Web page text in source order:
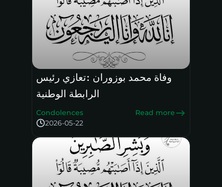
وفاة محمد بوزوران :تعازي رئيس
الرابطة الوطنية
2026-05-22
Condolences Read more